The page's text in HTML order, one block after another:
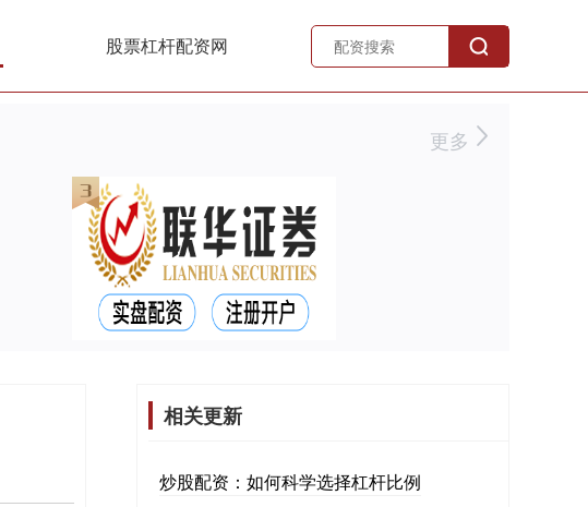
股票杠杆配资网
更多
相关更新
炒股配资：如何科学选择杠杆比例